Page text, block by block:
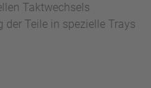
Taktwechsels
der Teile in spezielle Trays